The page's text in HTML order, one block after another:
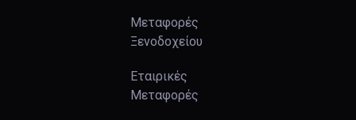
Μεταφορές
Ξενοδοχείου
Εταιρικές
Μεταφορές